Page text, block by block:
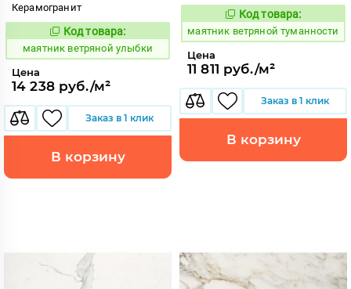
Керамогранит
923361
Код товара:
маятник ветряной улыбки
Цена
14 238 руб./м²
Заказ в 1 клик
В корзину
923359
Код товара:
маятник ветряной туманности
Цена
11 811 руб./м²
Заказ в 1 клик
В корзину